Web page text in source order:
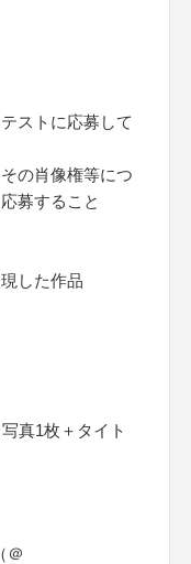
ストに応募して
の肖像権等につ
募すること
した作品
真1枚＋タイト
＠